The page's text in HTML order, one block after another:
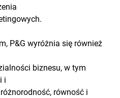
P&G wyróżnia się również
biznesu, w tym
i
równość i